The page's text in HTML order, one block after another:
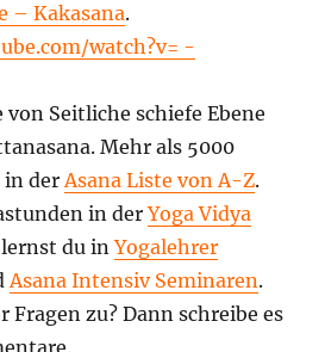
– Kakasana.
watch?v= -
Seitliche schiefe Ebene
Mehr als 5000
in derAsana Liste von A-Z.
in derYoga Vidya
lernst du inYogalehrer
Asana Intensiv Seminaren.
Fragen zu? Dann schreibe es